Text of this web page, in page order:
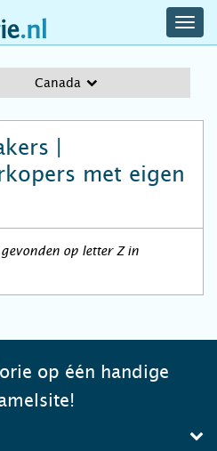
Canada
|
met eigen
op letter Z in
op één handige